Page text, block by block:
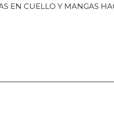
EN CUELLO Y MANGAS